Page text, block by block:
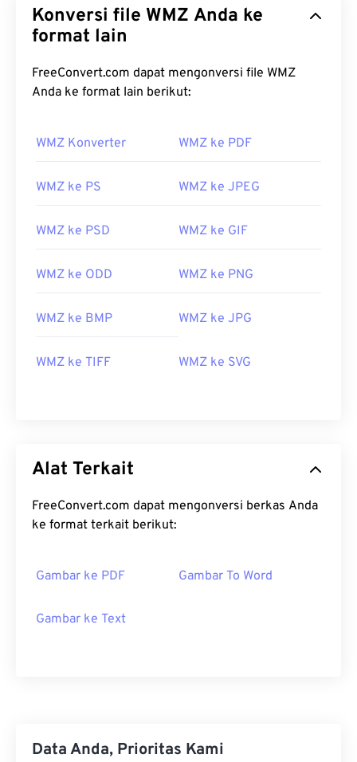
Konversi file WMZ Anda ke
format lain
FreeConvert.com dapat mengonversi file WMZ
Anda ke format lain berikut:
WMZ Konverter WMZ ke PDF
WMZ ke PS WMZ ke JPEG
WMZ ke PSD WMZ ke GIF
WMZ ke ODD WMZ ke PNG
WMZ ke BMP WMZ ke JPG
WMZ ke TIFF WMZ ke SVG
Alat Terkait
FreeConvert.com dapat mengonversi berkas Anda
ke format terkait berikut:
Gambar ke PDF Gambar To Word
Gambar ke Text
Data Anda, Prioritas Kami